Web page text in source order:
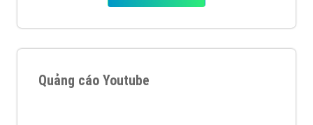
Quảng cáo Youtube